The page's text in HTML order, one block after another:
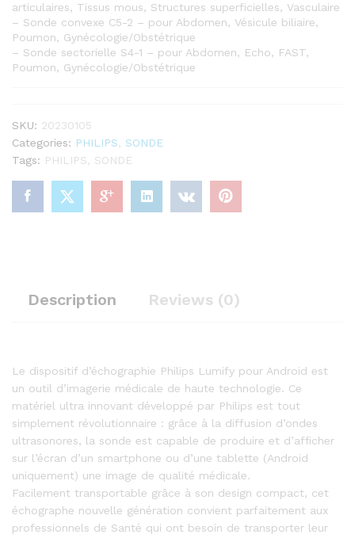
articulaires, Tissus mous, Structures superficielles, Vasculaire
– Sonde convexe C5-2 – pour Abdomen, Vésicule biliaire,
Poumon, Gynécologie/Obstétrique
– Sonde sectorielle S4-1 – pour Abdomen, Echo, FAST,
Poumon, Gynécologie/Obstétrique
SKU: 20230105
Categories: PHILIPS, SONDE
Tags: PHILIPS, SONDE
Description Reviews (0)
Le dispositif d’échographie Philips Lumify pour Android est
un outil d’imagerie médicale de haute technologie. Ce
matériel ultra innovant développé par Philips est tout
simplement révolutionnaire : grâce à la diffusion d’ondes
ultrasonores, la sonde est capable de produire et d’afficher
sur l’écran d’un smartphone ou d’une tablette (Android
uniquement) une image de qualité médicale.
Facilement transportable grâce à son design compact, cet
échographe nouvelle génération convient parfaitement aux
professionnels de Santé qui ont besoin de transporter leur